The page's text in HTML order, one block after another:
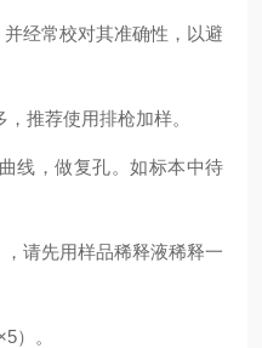
经常校对其准确性，以避
推荐使用排枪加样。
线，做复孔。如标本中待
请先用样品稀释液稀释一
）。